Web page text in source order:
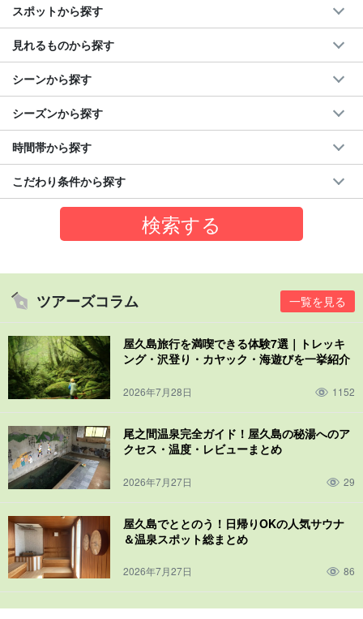
スポットから探す
見れるものから探す
シーンから探す
シーズンから探す
時間帯から探す
こだわり条件から探す
ツアーズコラム 一覧を見る
屋久島旅行を満喫できる体験7選｜トレッキ
ング・沢登り・カヤック・海遊びを一挙紹介
2026年7月28日 1152
尾之間温泉完全ガイド！屋久島の秘湯へのア
クセス・温度・レビューまとめ
2026年7月27日 29
屋久島でととのう！日帰りOKの人気サウナ
＆温泉スポット総まとめ
2026年7月27日 86